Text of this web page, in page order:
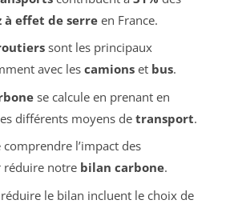
à effet de serreen France.
sont les principaux
avec les camionset bus.
se calcule en prenant en
différents moyens de transport.
l’impact des
notre bilan carbone.
le bilan incluent le choix de